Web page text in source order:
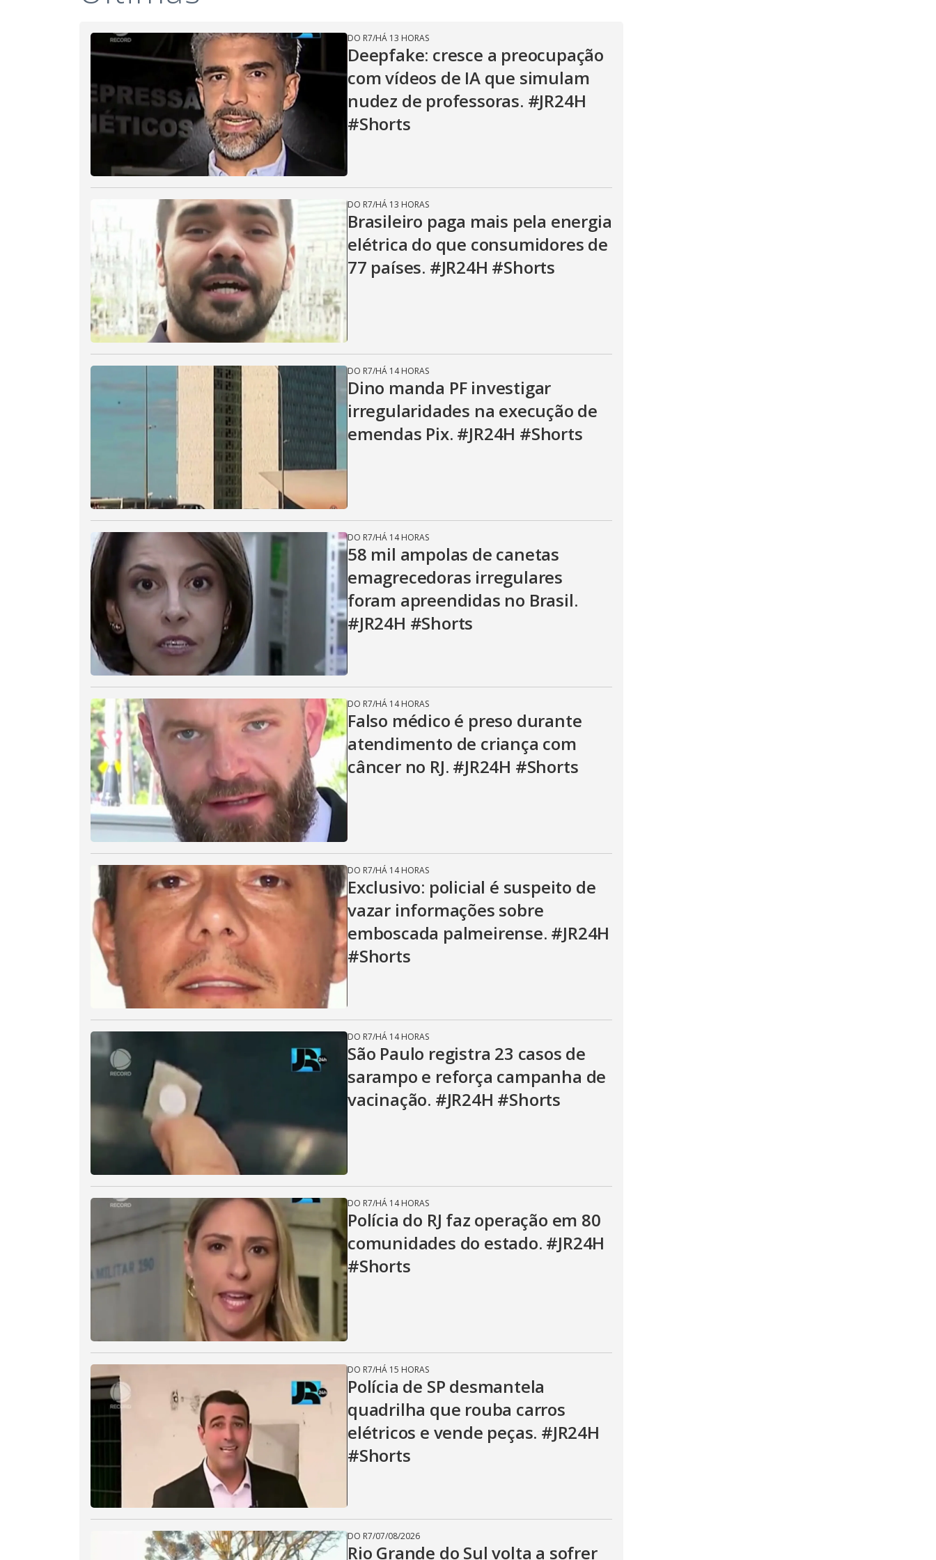
V
i
d
e
o
DO R7/HÁ 13 HORAS
Deepfake: cresce a preocupação
com vídeos de IA que simulam
nudez de professoras. #JR24H
#Shorts
DO R7/HÁ 13 HORAS
Brasileiro paga mais pela energia
elétrica do que consumidores de
77 países. #JR24H #Shorts
DO R7/HÁ 14 HORAS
Dino manda PF investigar
irregularidades na execução de
emendas Pix. #JR24H #Shorts
DO R7/HÁ 14 HORAS
58 mil ampolas de canetas
emagrecedoras irregulares
foram apreendidas no Brasil.
#JR24H #Shorts
DO R7/HÁ 14 HORAS
Falso médico é preso durante
atendimento de criança com
câncer no RJ. #JR24H #Shorts
DO R7/HÁ 14 HORAS
Exclusivo: policial é suspeito de
vazar informações sobre
emboscada palmeirense. #JR24H
#Shorts
DO R7/HÁ 14 HORAS
São Paulo registra 23 casos de
sarampo e reforça campanha de
vacinação. #JR24H #Shorts
DO R7/HÁ 14 HORAS
Polícia do RJ faz operação em 80
comunidades do estado. #JR24H
#Shorts
DO R7/HÁ 15 HORAS
Polícia de SP desmantela
quadrilha que rouba carros
elétricos e vende peças. #JR24H
#Shorts
DO R7/07/08/2026
Rio Grande do Sul volta a sofrer